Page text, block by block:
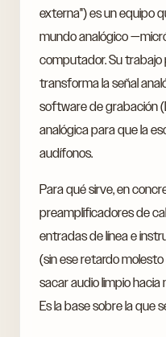
externa") es un equipo
mundo analógico
computador. Su trabajo
transforma la señal
software de grabación
analógica para que la
audífonos.
Para qué sirve, en
preamplificadores de
entradas de línea e
(sin ese retardo
sacar audio limpio
Es la base sobre la que